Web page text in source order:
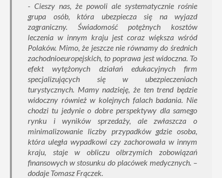
- Cieszy nas, że powoli ale systematycznie rośnie
grupa osób, która ubezpiecza się na wyjazd
zagraniczny. Świadomość potężnych kosztów
leczenia w innym kraju jest coraz większa wśród
Polaków. Mimo, że jeszcze nie równamy do średnich
zachodnioeuropejskich, to poprawa jest widoczna. To
efekt wytężonych działań edukacyjnych firm
specjalizujących się w ubezpieczeniach
turystycznych. Mamy nadzieję, że ten trend będzie
widoczny również w kolejnych falach badania. Nie
chodzi tu jedynie o dobre perspektywy dla samego
rynku i wyników sprzedaży, ale zwłaszcza o
minimalizowanie liczby przypadków gdzie osoba,
która uległa wypadkowi czy zachorowała w innym
kraju, staje w obliczu olbrzymich zobowiązań
finansowych w stosunku do placówek medycznych. –
dodaje Tomasz Frączek.